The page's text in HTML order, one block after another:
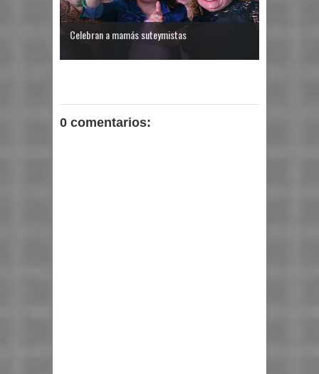
Celebran a mamás suteymistas
0 comentarios: